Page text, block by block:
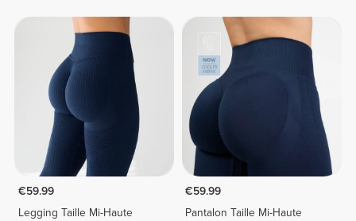
€59.99
Legging Taille Mi-Haute
€59.99
Pantalon Taille Mi-Haute